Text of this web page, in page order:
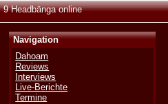
9 Headbänga online
Navigation
Dahoam
Reviews
Interviews
Live-Berichte
Termine